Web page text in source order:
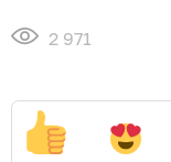
2 971